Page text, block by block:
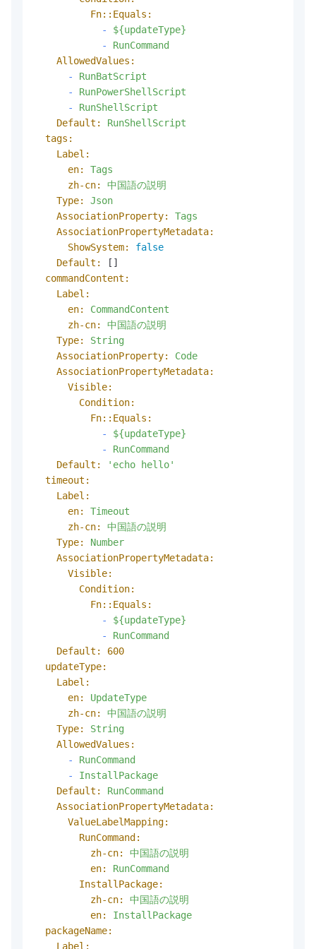
Fn::Equals:
-
${updateType}
-
RunCommand
AllowedValues:
-
RunBatScript
-
RunPowerShellScript
-
RunShellScript
Default:
RunShellScript
tags:
Label:
en:
Tags
zh-cn:
中国語の説明
Type:
Json
AssociationProperty:
Tags
AssociationPropertyMetadata:
ShowSystem:
false
Default:
[]
commandContent:
Label:
en:
CommandContent
zh-cn:
中国語の説明
Type:
String
AssociationProperty:
Code
AssociationPropertyMetadata:
Visible:
Condition:
Fn::Equals:
-
${updateType}
-
RunCommand
Default:
'echo hello'
timeout:
Label:
en:
Timeout
zh-cn:
中国語の説明
Type:
Number
AssociationPropertyMetadata:
Visible:
Condition:
Fn::Equals:
-
${updateType}
-
RunCommand
Default:
600
updateType:
Label:
en:
UpdateType
zh-cn:
中国語の説明
Type:
String
AllowedValues:
-
RunCommand
-
InstallPackage
Default:
RunCommand
AssociationPropertyMetadata:
ValueLabelMapping:
RunCommand:
zh-cn:
中国語の説明
en:
RunCommand
InstallPackage:
zh-cn:
中国語の説明
en:
InstallPackage
packageName:
Label: